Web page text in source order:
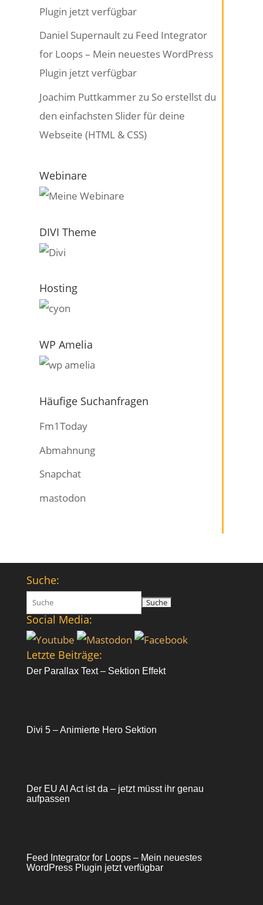
Plugin jetzt verfügbar
Daniel Supernaultzu Feed Integrator
for Loops – Mein neuestes WordPress
Plugin jetzt verfügbar
Joachim Puttkammerzu So erstellst du
den einfachsten Slider für deine
Webseite (HTML & CSS)
Webinare
DIVI Theme
Hosting
WP Amelia
Häufige Suchanfragen
Fm1Today
Abmahnung
Snapchat
mastodon
Suche:
Suchen
nach:
Social Media:
Letzte Beiträge:
Der Parallax Text – Sektion Effekt
Divi 5 – Animierte Hero Sektion
Der EU AI Act ist da – jetzt müsst ihr genau
aufpassen
Feed Integrator for Loops – Mein neuestes
WordPress Plugin jetzt verfügbar